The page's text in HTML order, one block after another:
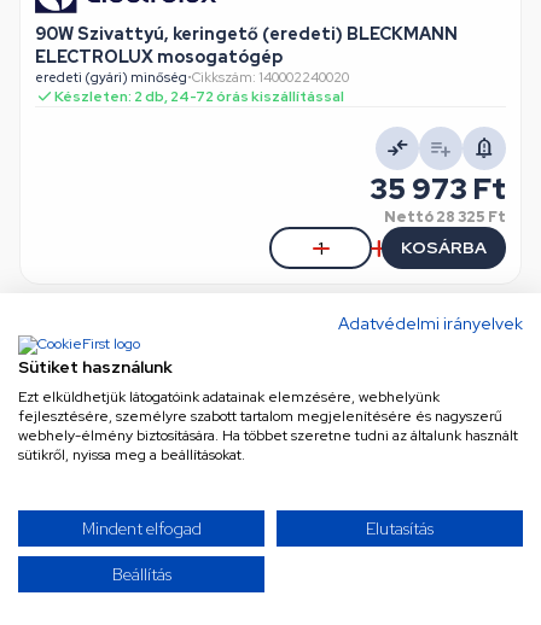
Adatvédelmi irányelvek
Sütiket használunk
Ezt elküldhetjük látogatóink adatainak elemzésére, webhelyünk
fejlesztésére, személyre szabott tartalom megjelenítésére és nagyszerű
webhely-élmény biztosítására. Ha többet szeretne tudni az általunk használt
sütikről, nyissa meg a beállításokat.
Mindent elfogad Elutasítás
Beállítás
90W Szivattyú, keringető (eredeti) BLECKMANN
ELECTROLUX mosogatógép
eredeti (gyári) minőség•Cikkszám: 140002240020
Készleten: 2 db, 24-72 órás kiszállítással
35 973 Ft
Nettó28 325 Ft
KOSÁRBA
Szivattyú keringető (eredeti) ELECTROLUX
mosogatógép
eredeti (gyári) minőség•Cikkszám: 140002105025
Készleten: 2 db, 24-72 órás kiszállítással